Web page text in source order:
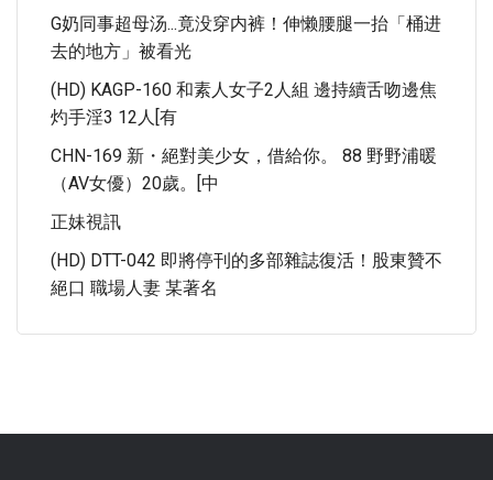
G奶同事超母汤...竟没穿内裤！伸懒腰腿一抬「桶进
去的地方」被看光
(HD) KAGP-160 和素人女子2人組 邊持續舌吻邊焦
灼手淫3 12人[有
CHN-169 新・絕對美少女，借給你。 88 野野浦暖
（AV女優）20歲。[中
正妹視訊
(HD) DTT-042 即將停刊的多部雜誌復活！股東贊不
絕口 職場人妻 某著名